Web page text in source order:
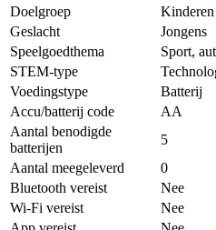
Doelgroep
Kinderen
Geslacht
Jongens
Speelgoedthema
Sport,
STEM-type
Voedingstype
Batterij
Accu/batterij code
AA
Aantal benodigde
batterijen
5
Aantal meegeleverd
0
Bluetooth vereist
Nee
Wi-Fi vereist
Nee